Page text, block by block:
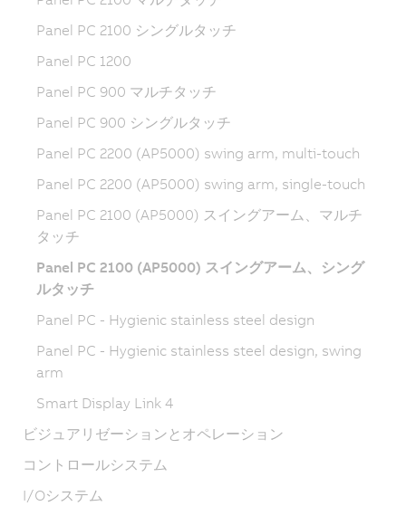
Panel PC 2100 シングルタッチ
Panel PC 1200
Panel PC 900 マルチタッチ
Panel PC 900 シングルタッチ
Panel PC 2200 (AP5000) swing arm, multi-touch
Panel PC 2200 (AP5000) swing arm, single-touch
Panel PC 2100 (AP5000) スイングアーム、マルチ
タッチ
Panel PC 2100 (AP5000) スイングアーム、シング
ルタッチ
Panel PC - Hygienic stainless steel design
Panel PC - Hygienic stainless steel design, swing
arm
Smart Display Link 4
ビジュアリゼーションとオペレーション
コントロールシステム
I/Oシステム